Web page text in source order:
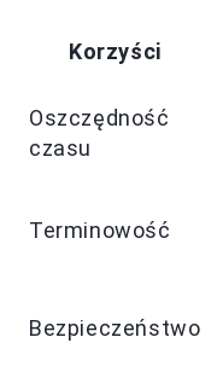
Korzyści
Oszczędność
czasu
Terminowość
Bezpieczeństwo